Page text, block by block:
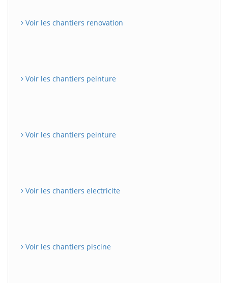
Voir les chantiers renovation
Voir les chantiers peinture
Voir les chantiers peinture
Voir les chantiers electricite
Voir les chantiers piscine